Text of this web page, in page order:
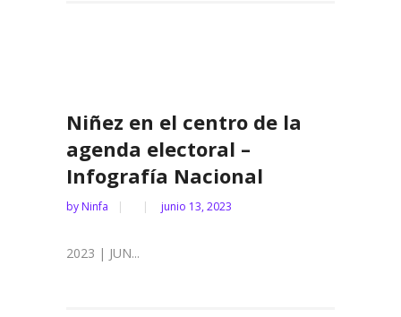
Niñez en el centro de la
agenda electoral –
Infografía Nacional
by Ninfa junio 13, 2023
2023 | JUN...